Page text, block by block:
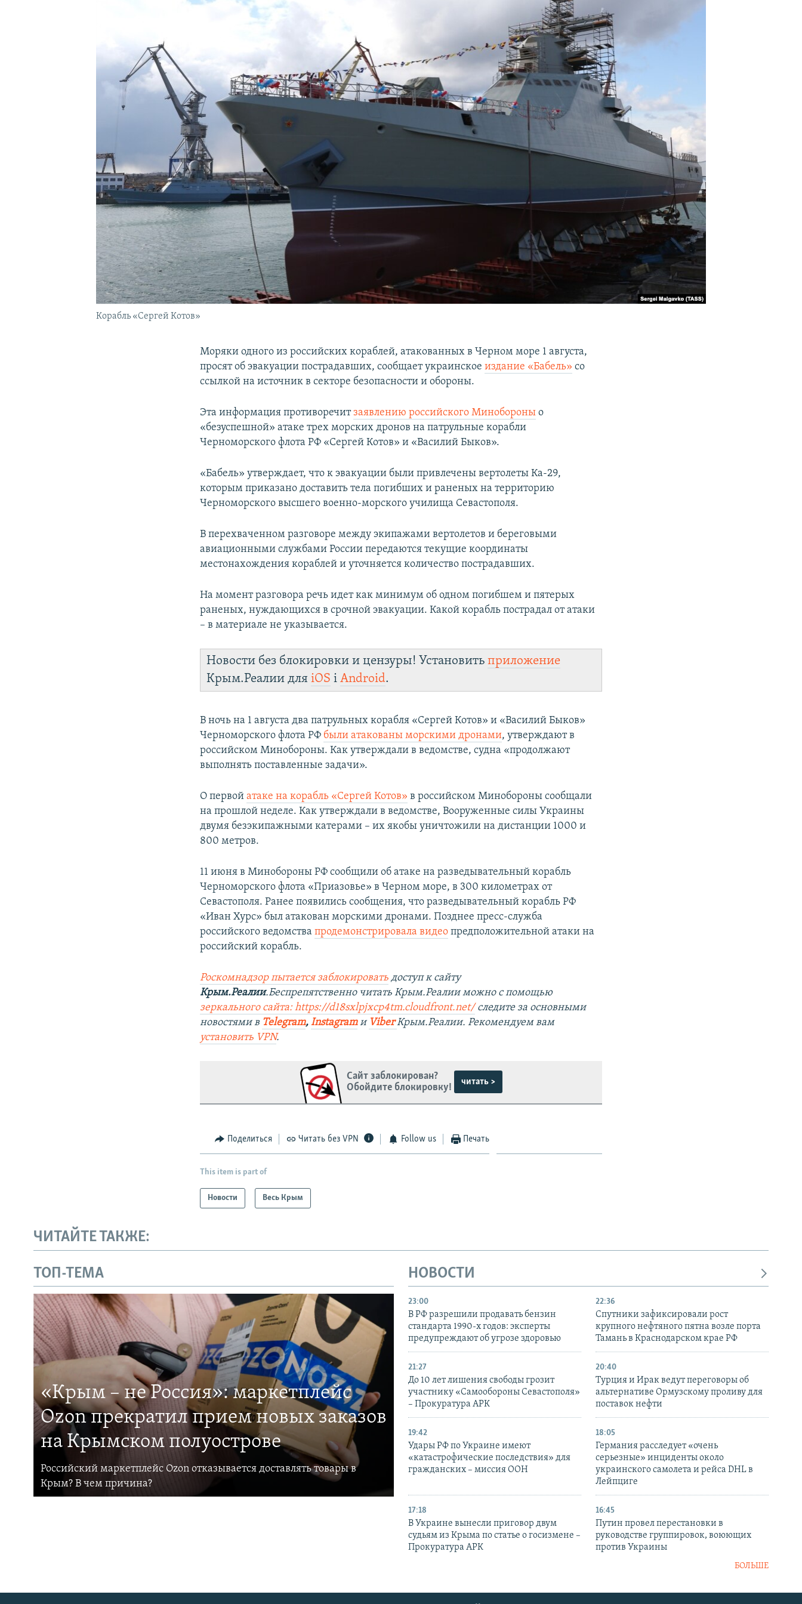
УКРАИНСКАЯ ПРОБЛЕМА КРЫМА
Корабль «Сергей Котов»
Моряки одного из российских кораблей, атакованных в Черном море 1 августа,
просят об эвакуации пострадавших, сообщает украинскоеиздание «Бабель» со
ссылкой на источник в секторе безопасности и обороны.
Эта информация противоречитзаявлению российского Минобороны о
«безуспешной» атаке трех морских дронов на патрульные корабли
Черноморского флота РФ «Сергей Котов» и «Василий Быков».
«Бабель» утверждает, что к эвакуации были привлечены вертолеты Ка-29,
которым приказано доставить тела погибших и раненых на территорию
Черноморского высшего военно-морского училища Севастополя.
В перехваченном разговоре между экипажами вертолетов и береговыми
авиационными службами России передаются текущие координаты
местонахождения кораблей и уточняется количество пострадавших.
На момент разговора речь идет как минимум об одном погибшем и пятерых
раненых, нуждающихся в срочной эвакуации. Какой корабль пострадал от атаки
– в материале не указывается.
Новости без блокировки и цензуры! Установитьприложение
Крым.Реалии дляiOS іAndroid.
В ночь на 1 августа два патрульных корабля «Сергей Котов» и «Василий Быков»
Черноморского флота РФ были атакованы морскими дронами, утверждают в
российском Минобороны. Как утверждали в ведомстве, судна «продолжают
выполнять поставленные задачи».
О первойатаке на корабль «Сергей Котов» в российском Минобороны сообщали
на прошлой неделе. Как утверждали в ведомстве, Вооруженные силы Украины
двумя безэкипажными катерами – их якобы уничтожили на дистанции 1000 и
800 метров.
11 июня в Минобороны РФ сообщили об атаке на разведывательный корабль
Черноморского флота «Приазовье» в Черном море, в 300 километрах от
Севастополя. Ранее появились сообщения, что разведывательный корабль РФ
«Иван Хурс» был атакован морскими дронами. Позднее пресс-служба
российского ведомствапродемонстрировала видео предположительной атаки на
российский корабль.
Роскомнадзор пытается заблокировать доступ к сайту
Крым.Реалии.Беспрепятственно читать Крым.Реалии можно с помощью
зеркального сайта: https://d18sxlpjxcp4tm.cloudfront.net/следите за основными
новостями в Telegram,Instagramи Viber Крым.Реалии. Рекомендуем вам
установить VPN.
Сайт заблокирован?
Обойдите блокировку!
читать >
Поделиться Читать без VPN Follow us Печать
This item is part of
Новости Весь Крым
ЧИТАЙТЕ ТАКЖЕ:
ТОП-ТЕМА
«Крым – не Россия»: маркетплейс
Ozon прекратил прием новых заказов
на Крымском полуострове
Российский маркетплейс Ozon отказывается доставлять товары в
Крым? В чем причина?
НОВОСТИ
23:00
В РФ разрешили продавать бензин
стандарта 1990-х годов: эксперты
предупреждают об угрозе здоровью
22:36
Спутники зафиксировали рост
крупного нефтяного пятна возле порта
Тамань в Краснодарском крае РФ
21:27
До 10 лет лишения свободы грозит
участнику «Самообороны Севастополя»
– Прокуратура АРК
20:40
Турция и Ирак ведут переговоры об
альтернативе Ормузскому проливу для
поставок нефти
19:42
Удары РФ по Украине имеют
«катастрофические последствия» для
гражданских – миссия ООН
18:05
Германия расследует «очень
серьезные» инциденты около
украинского самолета и рейса DHL в
Лейпциге
17:18
В Украине вынесли приговор двум
судьям из Крыма по статье о госизмене –
Прокуратура АРК
16:45
Путин провел перестановки в
руководстве группировок, воюющих
против Украины
БОЛЬШЕ